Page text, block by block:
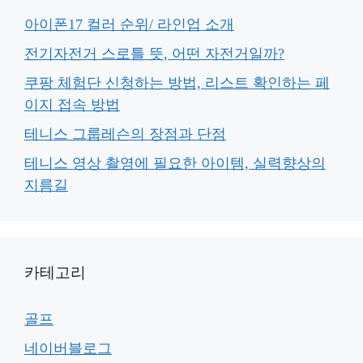
아이폰17 컬러 순위/ 라인업 소개
전기자전거 스로틀 뜻, 어떤 자전거일까?
쿠팡 체험단 신청하는 방법, 리스트 확인하는 페
이지 접속 방법
테니스 그룹레슨의 장점과 단점
테니스 영상 촬영에 필요한 아이템, 실력향상의
지름길
카테고리
골프
네이버블로그